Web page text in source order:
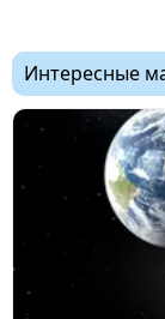
Интересные